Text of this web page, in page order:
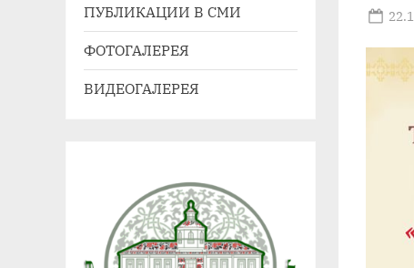
тел./
+7
(3852)
ПУБЛИКАЦИИ В СМИ
ФОТОГАЛЕРЕЯ
ВИДЕОГАЛЕРЕЯ